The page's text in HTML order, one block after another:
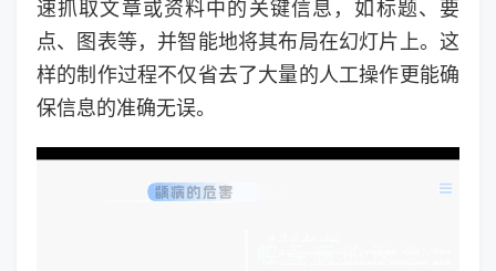
速抓取文章或资料中的关键信息，如标题、要
点、图表等，并智能地将其布局在幻灯片上。这
样的制作过程不仅省去了大量的人工操作更能确
保信息的准确无误。